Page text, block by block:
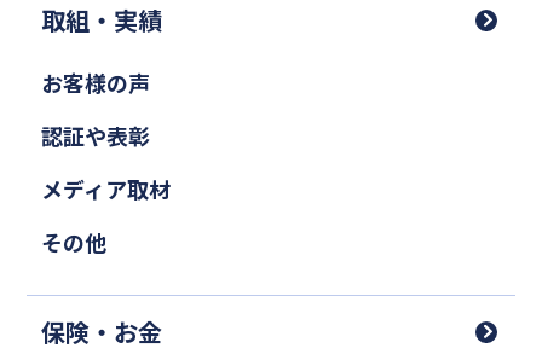
取組・実績
お客様の声
認証や表彰
メディア取材
その他
保険・お金